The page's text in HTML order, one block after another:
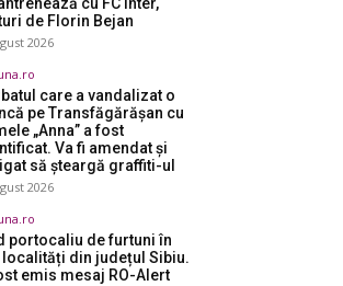
cu FC Inter,
de Florin Bejan
2026
care a vandalizat o
pe Transfăgărășan cu
„Anna” a fost
Va fi amendat și
să șteargă graffiti-ul
2026
portocaliu de furtuni în
localități din județul Sibiu.
emis mesaj RO-Alert